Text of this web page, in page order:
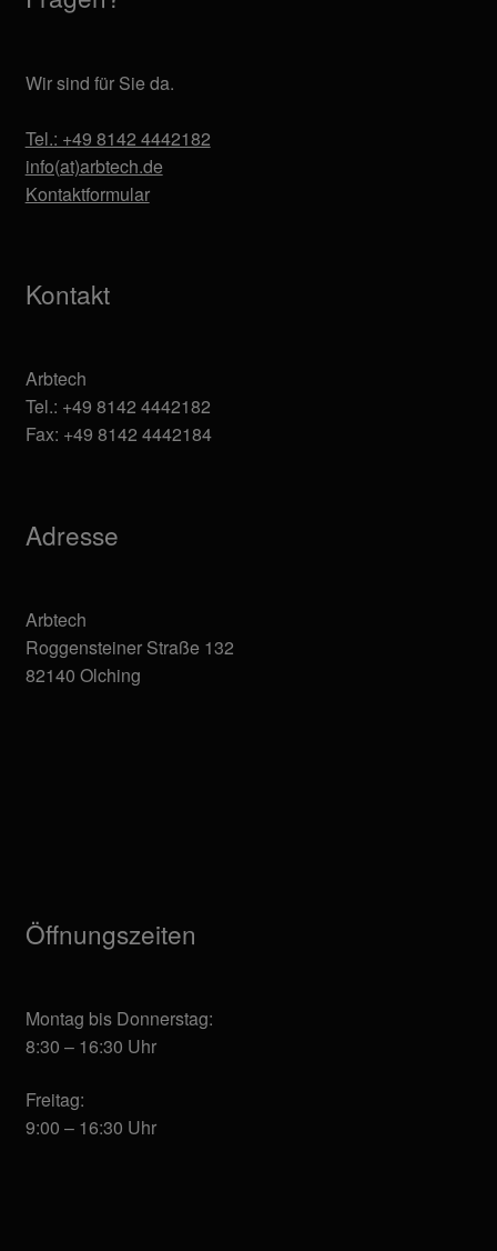
Wir sind für Sie da.
Tel.: +49 8142 4442182
info(at)arbtech.de
Kontaktformular
Kontakt
Arbtech
Tel.: +49 8142 4442182
Fax: +49 8142 4442184
Adresse
Arbtech
Roggensteiner Straße 132
82140 Olching
Öffnungszeiten
Montag bis Donnerstag:
8:30 – 16:30 Uhr
Freitag:
9:00 – 16:30 Uhr